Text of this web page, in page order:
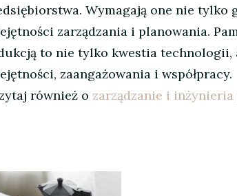
Wymagają one nie
zarządzania i planowania.
to nie tylko kwestia technologii,
zaangażowania i współpracy.
również o zarządzanie i